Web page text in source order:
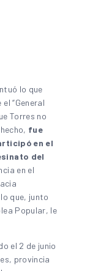
lo que
“General
Torres no
fue
en el
del
en el
que, junto
Popular, le
el 2 de junio
provincia